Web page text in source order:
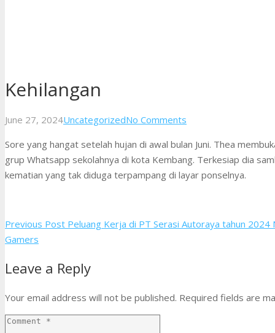
Kehilangan
June 27, 2024UncategorizedNo Comments
Sore yang hangat setelah hujan di awal bulan Juni. Thea
grup Whatsapp sekolahnya di kota Kembang. Terkesiap dia
kematian yang tak diduga terpampang di layar ponselnya.
Previous Post Peluang Kerja di PT Serasi Autoraya tahun 2024
Gamers
Leave a Reply
Your email address will not be published. Required fields are